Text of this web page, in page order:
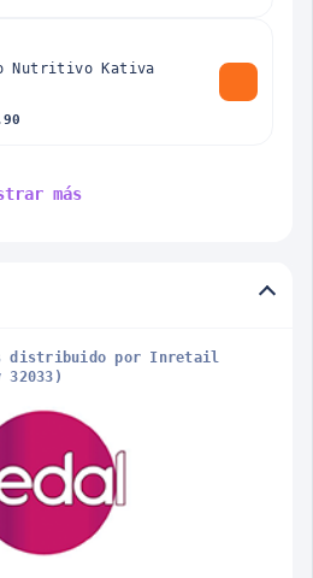
Nutritivo Kativa
más
distribuido por Inretail
32033)